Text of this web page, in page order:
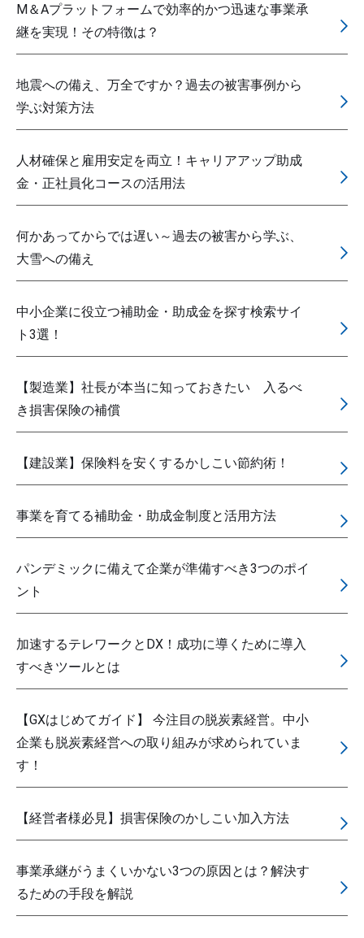
M＆Aプラットフォームで効率的かつ迅速な事業承
継を実現！その特徴は？
地震への備え、万全ですか？過去の被害事例から
学ぶ対策方法
人材確保と雇用安定を両立！キャリアアップ助成
金・正社員化コースの活用法
何かあってからでは遅い～過去の被害から学ぶ、
大雪への備え
中小企業に役立つ補助金・助成金を探す検索サイ
ト3選！
【製造業】社長が本当に知っておきたい 入るべ
き損害保険の補償
【建設業】保険料を安くするかしこい節約術！
事業を育てる補助金・助成金制度と活用方法
パンデミックに備えて企業が準備すべき3つのポイ
ント
加速するテレワークとDX！成功に導くために導入
すべきツールとは
【GXはじめてガイド】 今注目の脱炭素経営。中小
企業も脱炭素経営への取り組みが求められていま
す！
【経営者様必見】損害保険のかしこい加入方法
事業承継がうまくいかない3つの原因とは？解決す
るための手段を解説